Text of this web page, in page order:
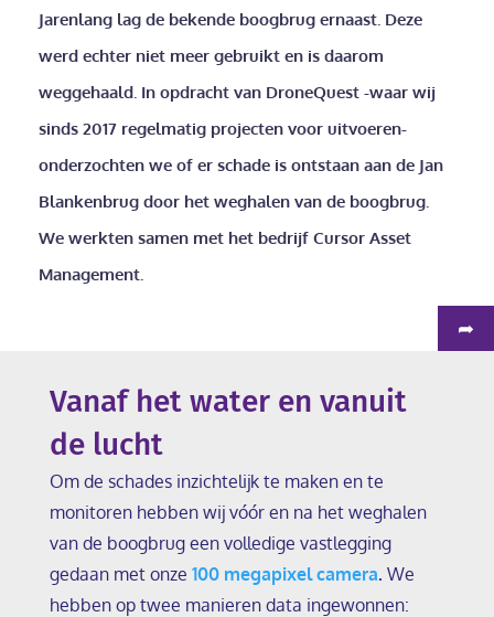
Jarenlang lag de bekende boogbrug ernaast. Deze
werd echter niet meer gebruikt en is daarom
weggehaald. In opdracht van DroneQuest -waar wij
sinds 2017 regelmatig projecten voor uitvoeren-
onderzochten we of er schade is ontstaan aan de Jan
Blankenbrug door het weghalen van de boogbrug.
We werkten samen met het bedrijf Cursor Asset
Management.
➦
Vanaf het water en vanuit
de lucht
Om de schades inzichtelijk te maken en te
monitoren hebben wij vóór en na het weghalen
van de boogbrug een volledige vastlegging
gedaan met onze 100 megapixel camera. We
hebben op twee manieren data ingewonnen: